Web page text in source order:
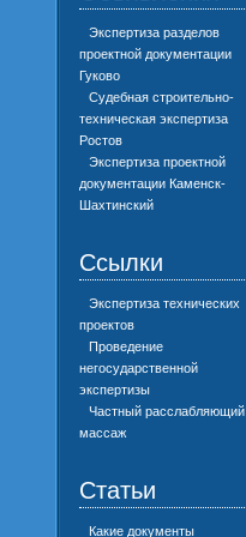
Экспертиза разделов
проектной документации
Гуково
Судебная строительно-
техническая экспертиза
Ростов
Экспертиза проектной
документации Каменск-
Шахтинский
Ссылки
Экспертиза технических
проектов
Проведение
негосударственной
экспертизы
Частный расслабляющий
массаж
Статьи
Какие документы